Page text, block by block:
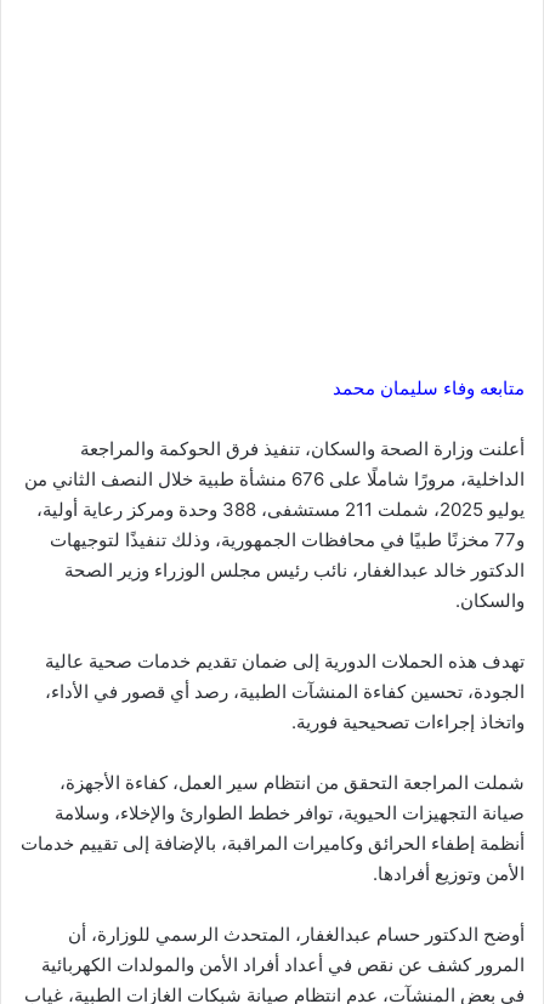
متابعه وفاء سليمان محمد
أعلنت وزارة الصحة والسكان، تنفيذ فرق الحوكمة والمراجعة
الداخلية، مرورًا شاملًا على 676 منشأة طبية خلال النصف الثاني من
يوليو 2025، شملت 211 مستشفى، 388 وحدة ومركز رعاية أولية،
و77 مخزنًا طبيًا في محافظات الجمهورية، وذلك تنفيذًا لتوجيهات
الدكتور خالد عبدالغفار، نائب رئيس مجلس الوزراء وزير الصحة
والسكان.
تهدف هذه الحملات الدورية إلى ضمان تقديم خدمات صحية عالية
الجودة، تحسين كفاءة المنشآت الطبية، رصد أي قصور في الأداء،
واتخاذ إجراءات تصحيحية فورية.
شملت المراجعة التحقق من انتظام سير العمل، كفاءة الأجهزة،
صيانة التجهيزات الحيوية، توافر خطط الطوارئ والإخلاء، وسلامة
أنظمة إطفاء الحرائق وكاميرات المراقبة، بالإضافة إلى تقييم خدمات
الأمن وتوزيع أفرادها.
أوضح الدكتور حسام عبدالغفار، المتحدث الرسمي للوزارة، أن
المرور كشف عن نقص في أعداد أفراد الأمن والمولدات الكهربائية
في بعض المنشآت، عدم انتظام صيانة شبكات الغازات الطبية، غياب